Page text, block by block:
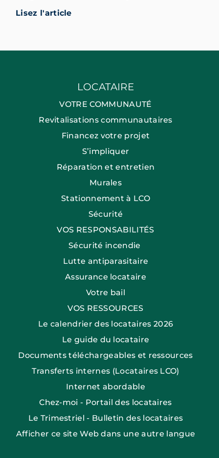
Lisez l'article
LOCATAIRE
VOTRE COMMUNAUTÉ
Revitalisations communautaires
Financez votre projet
S’impliquer
Réparation et entretien
Murales
Stationnement à LCO
Sécurité
VOS RESPONSABILITÉS
Sécurité incendie
Lutte antiparasitaire
Assurance locataire
Votre bail
VOS RESSOURCES
Le calendrier des locataires 2026
Le guide du locataire
Documents téléchargeables et ressources
Transferts internes (Locataires LCO)
Internet abordable
Chez-moi - Portail des locataires
Le Trimestriel - Bulletin des locataires
Afficher ce site Web dans une autre langue